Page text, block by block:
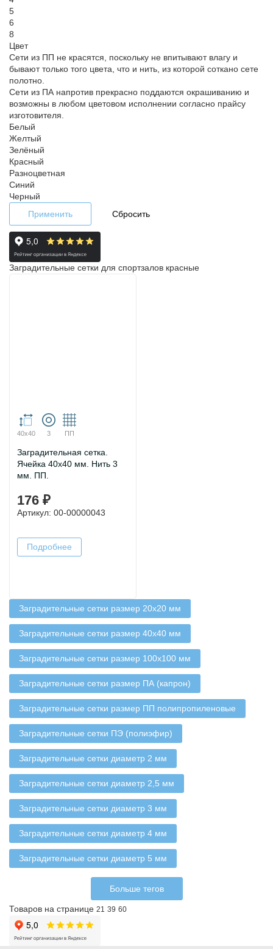
5
6
8
Цвет
Сети из ПП не красятся, поскольку не впитывают влагу и
бывают только того цвета, что и нить, из которой соткано сете
полотно.
Сети из ПА напротив прекрасно поддаются окрашиванию и
возможны в любом цветовом исполнении согласно прайсу
изготовителя.
Белый
Желтый
Зелёный
Красный
Разноцветная
Синий
Черный
Применить
Сбросить
Заградительные сетки для спортзалов красные
40х40 3 ПП
Заградительная сетка.
Ячейка 40х40 мм. Нить 3
мм. ПП.
176 ₽
Артикул: 00-00000043
Подробнее
Заградительные сетки размер 20х20 мм
Заградительные сетки размер 40х40 мм
Заградительные сетки размер 100х100 мм
Заградительные сетки размер ПА (капрон)
Заградительные сетки размер ПП полипропиленовые
Заградительные сетки ПЭ (полиэфир)
Заградительные сетки диаметр 2 мм
Заградительные сетки диаметр 2,5 мм
Заградительные сетки диаметр 3 мм
Заградительные сетки диаметр 4 мм
Заградительные сетки диаметр 5 мм
Больше тегов
Товаров на странице 21 39 60